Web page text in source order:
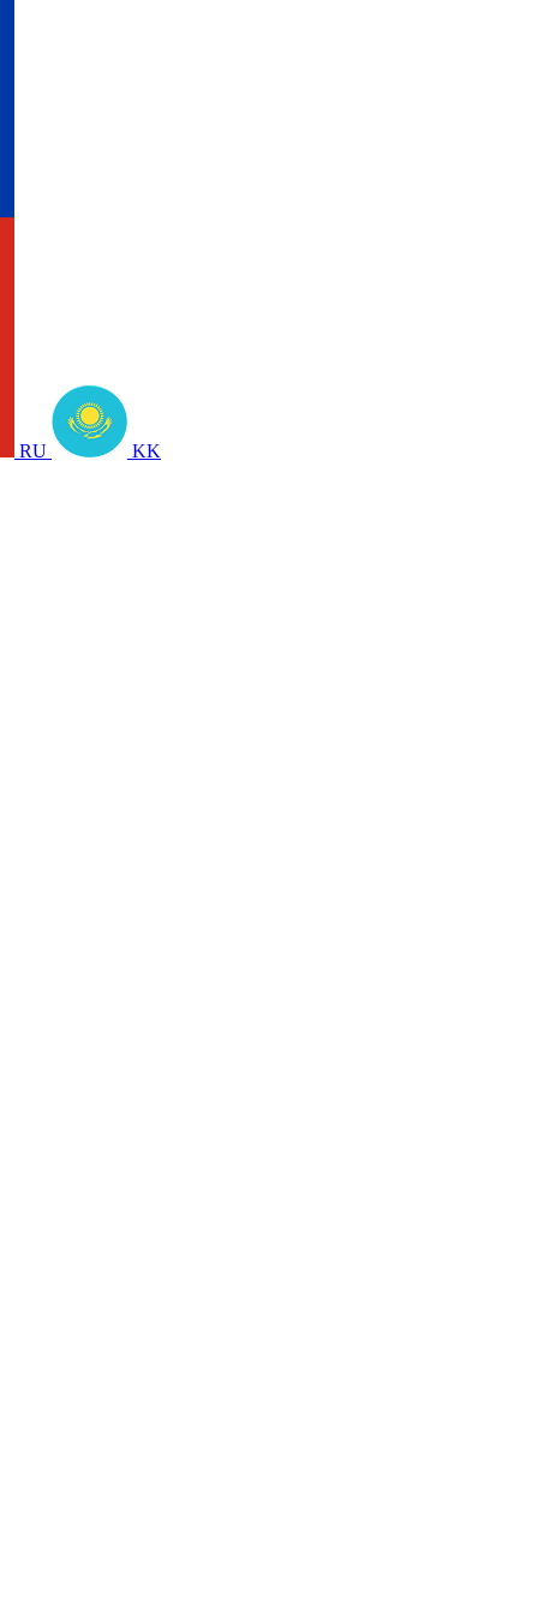
RU KK